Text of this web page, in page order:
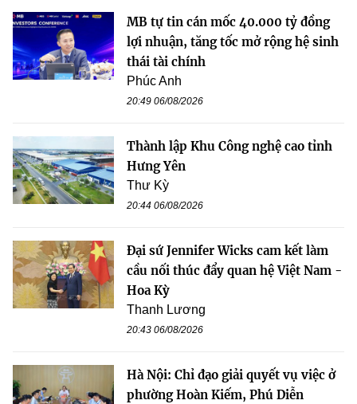
MB tự tin cán mốc 40.000 tỷ đồng
lợi nhuận, tăng tốc mở rộng hệ sinh
thái tài chính
Phúc Anh
20:49 06/08/2026
Thành lập Khu Công nghệ cao tỉnh
Hưng Yên
Thư Kỳ
20:44 06/08/2026
Đại sứ Jennifer Wicks cam kết làm
cầu nối thúc đẩy quan hệ Việt Nam -
Hoa Kỳ
Thanh Lương
20:43 06/08/2026
Hà Nội: Chỉ đạo giải quyết vụ việc ở
phường Hoàn Kiếm, Phú Diễn